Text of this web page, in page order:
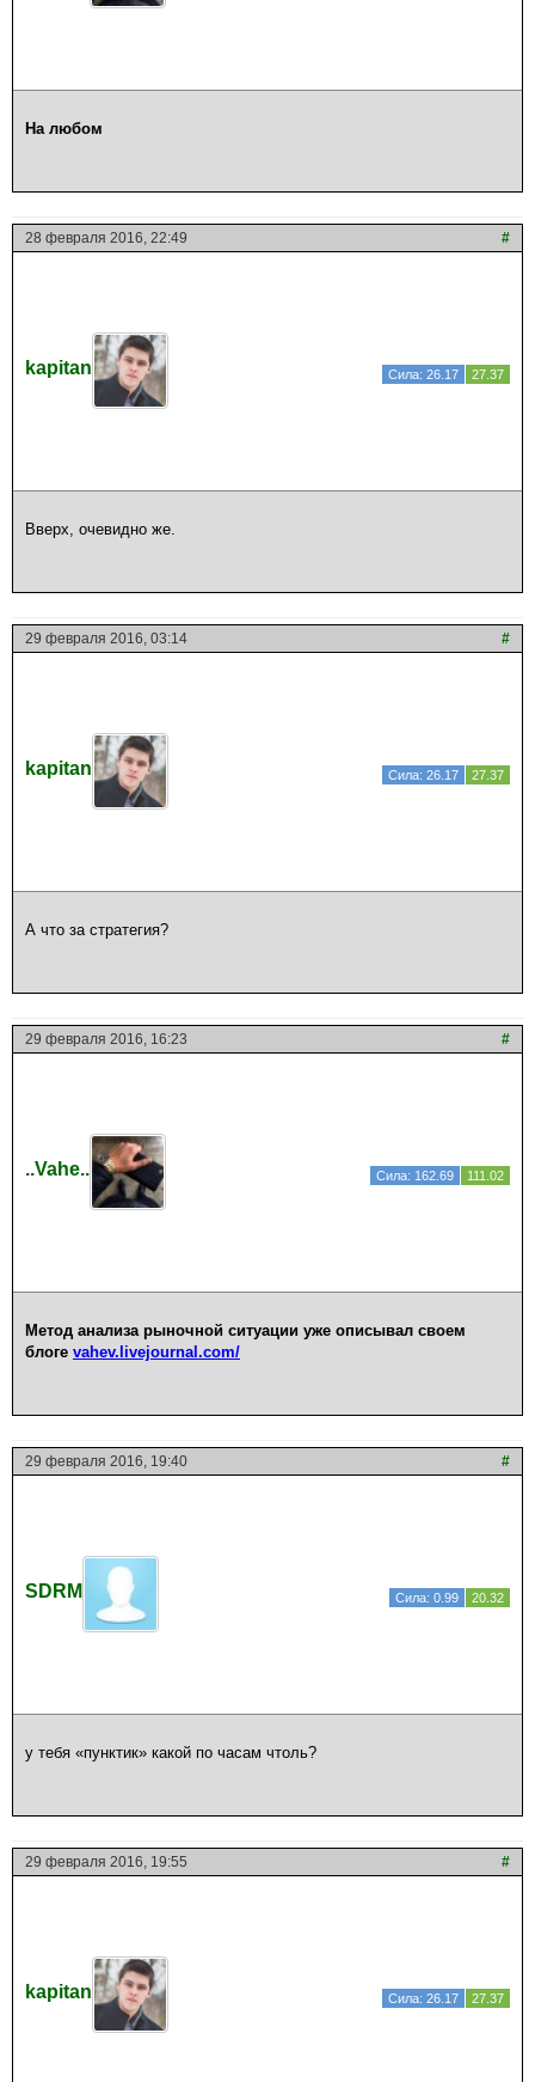
На любом
28 февраля 2016, 22:49 #
kapitan Сила: 26.17 27.37
Вверх, очевидно же.
29 февраля 2016, 03:14 #
kapitan Сила: 26.17 27.37
А что за стратегия?
29 февраля 2016, 16:23 #
..Vahe.. Сила: 162.69 111.02
Метод анализа рыночной ситуации уже описывал своем
блоге vahev.livejournal.com/
29 февраля 2016, 19:40 #
SDRM Сила: 0.99 20.32
у тебя «пунктик» какой по часам чтоль?
29 февраля 2016, 19:55 #
kapitan Сила: 26.17 27.37